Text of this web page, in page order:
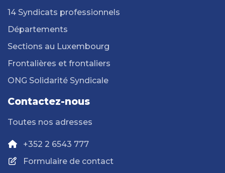
14 Syndicats professionnels
Départements
Sections au Luxembourg
Frontalières et frontaliers
ONG Solidarité Syndicale
Contactez-nous
Toutes nos adresses
+352 2 6543 777
Formulaire de contact